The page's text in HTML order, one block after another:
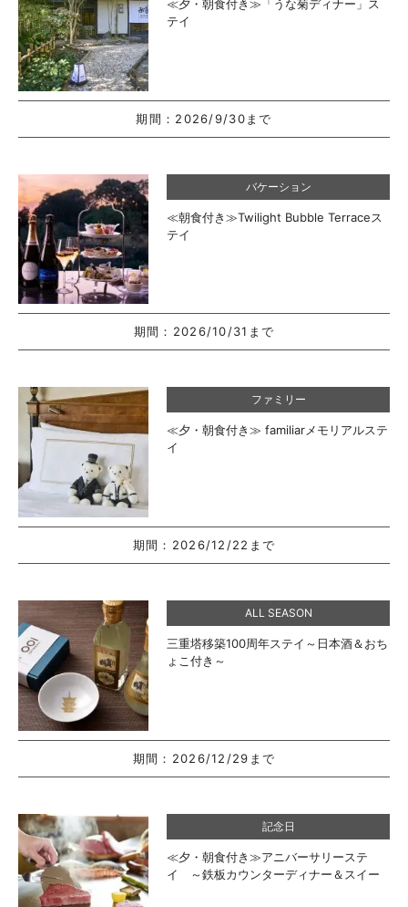
≪夕・朝食付き≫「うな菊ディナー」ス
テイ
期間： 2026/9/30まで
バケーション
≪朝食付き≫Twilight Bubble Terraceス
テイ
期間： 2026/10/31まで
ファミリー
≪夕・朝食付き≫ familiarメモリアルステ
イ
期間： 2026/12/22まで
ALL SEASON
三重塔移築100周年ステイ～日本酒＆おち
ょこ付き～
期間： 2026/12/29まで
記念日
≪夕・朝食付き≫アニバーサリーステ
イ ～鉄板カウンターディナー＆スイー